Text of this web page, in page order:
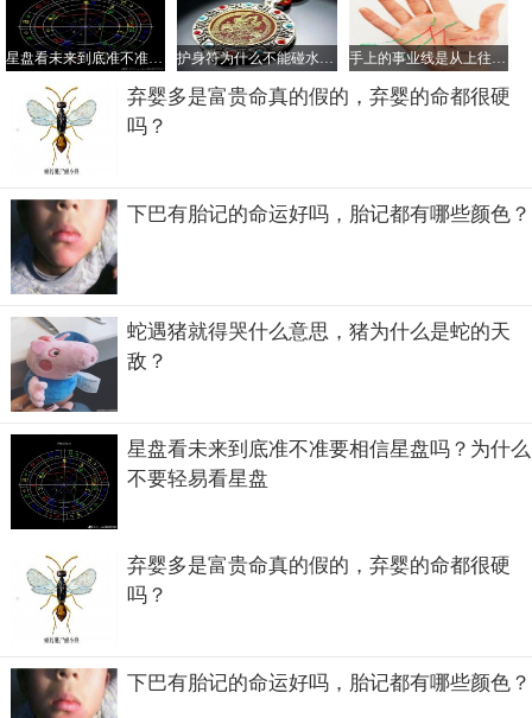
星盘看未来到底准不准要相信星盘吗？为什么不要轻易看星盘 护身符为什么不能碰水，护身符是道教法器还是佛教的？ 手上的事业线是从上往下看么，事业线交叉混乱说明什么？
弃婴多是富贵命真的假的，弃婴的命都很硬
吗？
下巴有胎记的命运好吗，胎记都有哪些颜色？
蛇遇猪就得哭什么意思，猪为什么是蛇的天
敌？
星盘看未来到底准不准要相信星盘吗？为什么
不要轻易看星盘
弃婴多是富贵命真的假的，弃婴的命都很硬
吗？
下巴有胎记的命运好吗，胎记都有哪些颜色？